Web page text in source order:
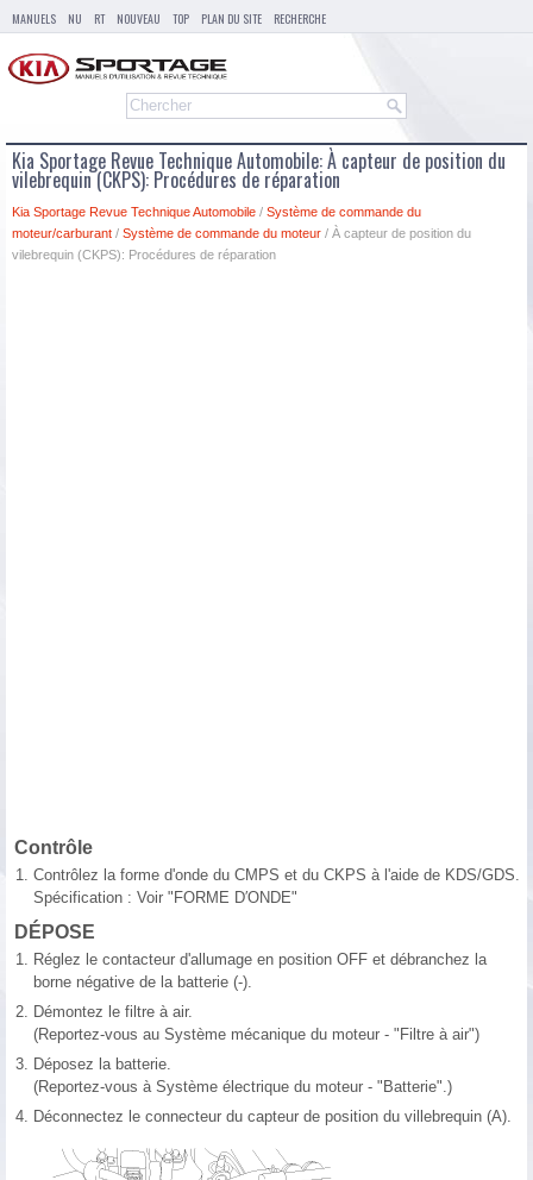
MANUELS NU RT NOUVEAU TOP PLAN DU SITE RECHERCHE
Kia Sportage Revue Technique Automobile: À capteur de position du
vilebrequin (CKPS): Procédures de réparation
Kia Sportage Revue Technique Automobile / Système de commande du
moteur/carburant / Système de commande du moteur / À capteur de position du
vilebrequin (CKPS): Procédures de réparation
Contrôle
1. Contrôlez la forme d'onde du CMPS et du CKPS à l'aide de KDS/GDS.
Spécification : Voir "FORME D′ONDE"
DÉPOSE
1. Réglez le contacteur d'allumage en position OFF et débranchez la
borne négative de la batterie (-).
2. Démontez le filtre à air.
(Reportez-vous au Système mécanique du moteur - "Filtre à air")
3. Déposez la batterie.
(Reportez-vous à Système électrique du moteur - "Batterie".)
4. Déconnectez le connecteur du capteur de position du villebrequin (A).